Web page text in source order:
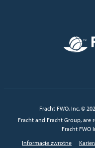
Fracht FWO, Inc. ©
Fracht and Fracht Group,
Fracht FWO
Informacje zwrotne